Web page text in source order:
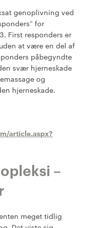
genoplivning ved
for
First responders er
at være en del af
påbegyndte
svær hjerneskade
og
hjerneskade.
article.aspx?
–
meget tidlig